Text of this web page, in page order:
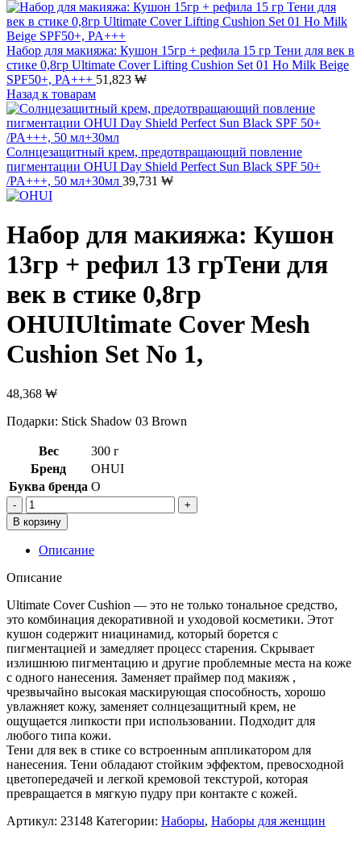
Набор для макияжа: Кушон 15гр + рефила 15 гр Тени для век в
стике 0,8гр Ultimate Cover Lifting Cushion Set 01 Ho Milk Beige
SPF50+, PA+++ 51,823 ₩
Назад к товарам
Солнцезащитный крем, предотвращающий повление
пигментации OHUI Day Shield Perfect Sun Black SPF 50+
/PA+++, 50 мл+30мл 39,731 ₩
Набор для макияжа: Кушон
13гр + рефил 13 грТени для
век в стике 0,8гр
OHUIUltimate Cover Mesh
Cushion Set No 1,
48,368 ₩
Подарки: Stick Shadow 03 Brown
Вес
300 г
Бренд
OHUI
Буква бренда O
Количество
товара
Набор
для
макияжа:
Кушон
+
рефил
13
грТени
для
век
в
стике
0,8гр
OHUIUltimate
Cover
Mesh
Cushion
Set
1,
В корзину
Описание
Описание
Ultimate Cover Cushion — это не только тональное средство,
это комбинация декоративной и уходовой косметики. Этот
кушон содержит ниацинамид, который борется с
пигментацией и замедляет процесс старения. Скрывает
излишнюю пигментацию и другие проблемные места на коже
с одного нанесения. Заменяет праймер под макияж ,
чрезвычайно высокая маскирующая способность, хорошо
увлажняет кожу, заменяет солнцезащитный крем, не
ощущается липкости при использовании. Подходит для
любого типа кожи.
Тени для век в стике со встроенным аппликатором для
нанесения. Тени обладают стойким эффектом, превосходной
цветопередачей и легкой кремовой текстурой, которая
превращается в мягкую пудру при контакте с кожей.
Артикул: 23148 Категории: Наборы, Наборы для женщин